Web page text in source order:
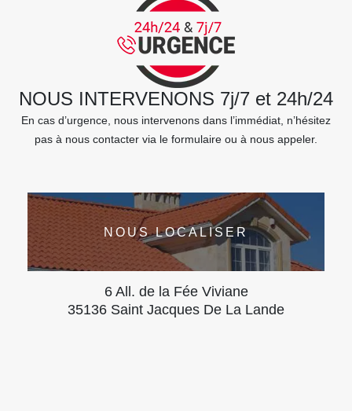
NOUS INTERVENONS 7j/7 et 24h/24
En cas d’urgence, nous intervenons dans l’immédiat, n’hésitez
pas à nous contacter via le formulaire ou à nous appeler.
NOUS LOCALISER
6 All. de la Fée Viviane
35136 Saint Jacques De La Lande